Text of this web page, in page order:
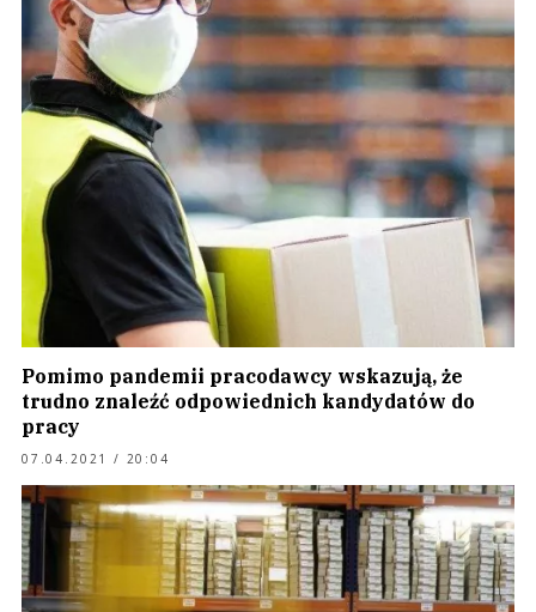
Pomimo pandemii pracodawcy wskazują, że
trudno znaleźć odpowiednich kandydatów do
pracy
07.04.2021 / 20:04